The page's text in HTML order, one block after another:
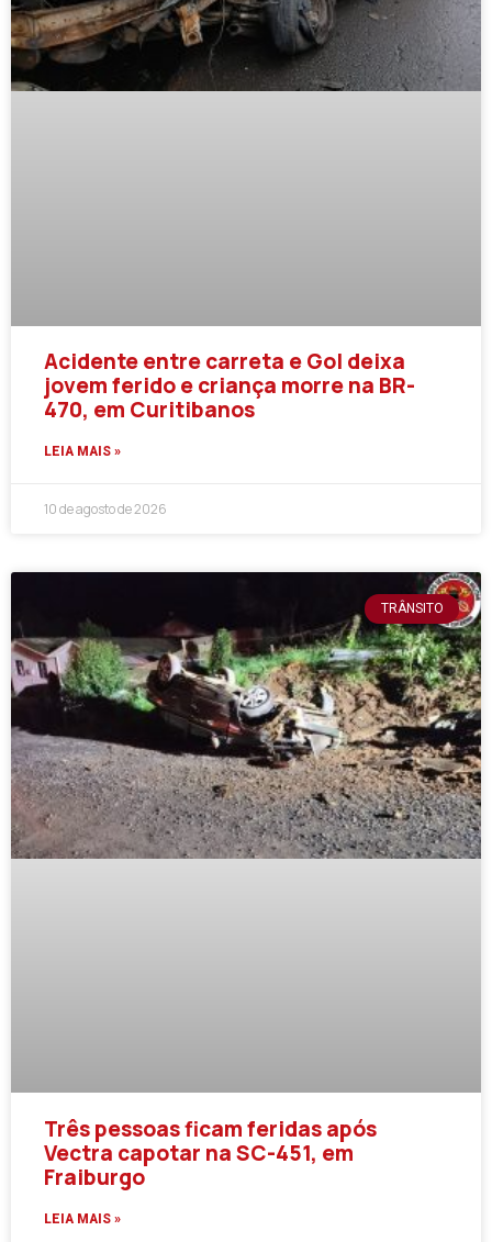
Acidente entre carreta e Gol deixa
jovem ferido e criança morre na BR-
470, em Curitibanos
LEIA MAIS »
10 de agosto de 2026
TRÂNSITO
Três pessoas ficam feridas após
Vectra capotar na SC-451, em
Fraiburgo
LEIA MAIS »